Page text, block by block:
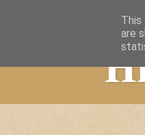
This
are